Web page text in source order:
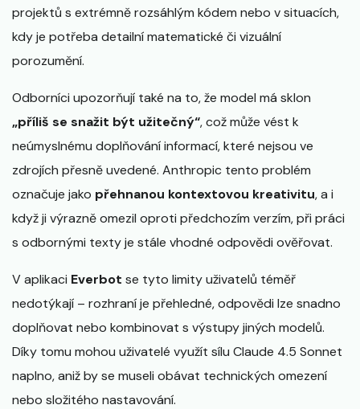
projektů s extrémně rozsáhlým kódem nebo v situacích,
kdy je potřeba detailní matematické či vizuální
porozumění.
Odborníci upozorňují také na to, že model má sklon
„příliš se snažit být užitečný“, což může vést k
neúmyslnému doplňování informací, které nejsou ve
zdrojích přesně uvedené. Anthropic tento problém
označuje jako přehnanou kontextovou kreativitu, a i
když ji výrazně omezil oproti předchozím verzím, při práci
s odbornými texty je stále vhodné odpovědi ověřovat.
V aplikaci Everbot se tyto limity uživatelů téměř
nedotýkají – rozhraní je přehledné, odpovědi lze snadno
doplňovat nebo kombinovat s výstupy jiných modelů.
Díky tomu mohou uživatelé využít sílu Claude 4.5 Sonnet
naplno, aniž by se museli obávat technických omezení
nebo složitého nastavování.